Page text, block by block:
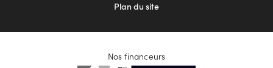
Plan du site
Nos financeurs